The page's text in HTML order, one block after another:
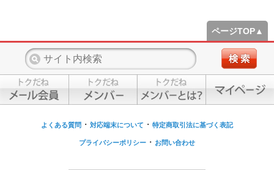
ページTOP▲
よくある質問 ・ 対応端末について ・ 特定商取引法に基づく表記
プライバシーポリシー ・ お問い合わせ